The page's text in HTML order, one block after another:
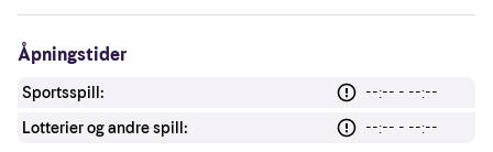
Åpningstider
Sportsspill:
--:-- - --:--
Lotterier og andre spill:
--:-- - --:--